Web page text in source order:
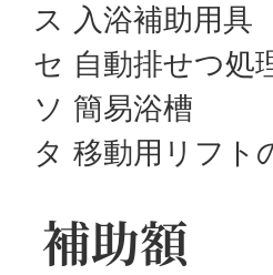
ス 入浴補助用具
セ 自動排せつ処
ソ 簡易浴槽
タ 移動用リフト
補助額